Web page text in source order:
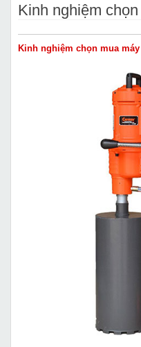
Kinh nghiệm
Kinh nghiệm chọn mua